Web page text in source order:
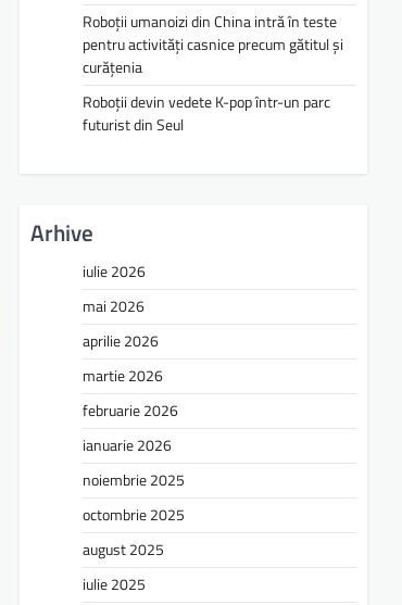
Roboții umanoizi din China intră în teste
pentru activități casnice precum gătitul și
curățenia
Roboții devin vedete K-pop într-un parc
futurist din Seul
Arhive
iulie 2026
mai 2026
aprilie 2026
martie 2026
februarie 2026
ianuarie 2026
noiembrie 2025
octombrie 2025
august 2025
iulie 2025